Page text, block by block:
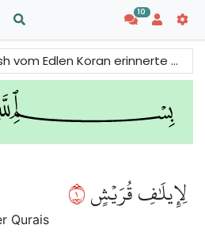
10
Ehre und Ansehen unter anderen Stämmen aufgrund seines Hauses, der Kaaba, verlieh. Warum also nicht ihn anbeten und seinem Befehl gehorchen? Es ist auch eine Erinnerung an andere, Allah anzubeten, der alles bereitstellt.
لِإِيلَٰفِ قُرَيۡشٍ١
Qurais